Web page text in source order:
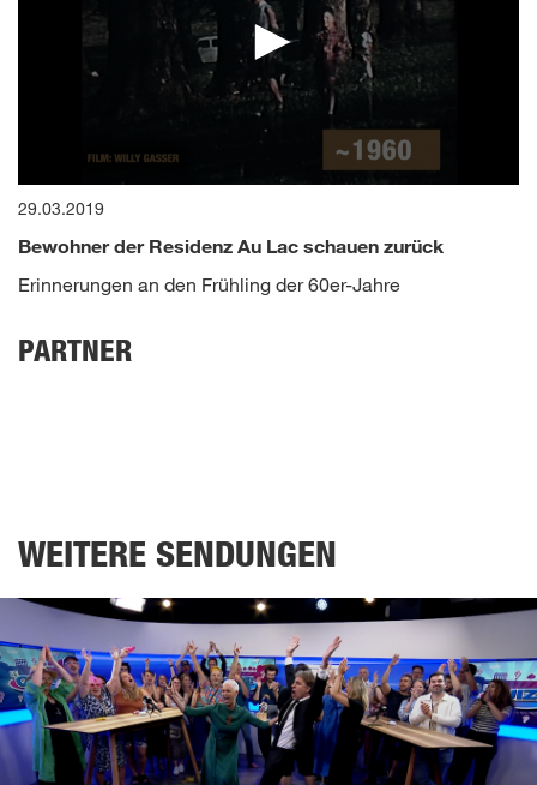
seconds
0
29.03.2019
Bewohner der Residenz Au Lac schauen zurück
Erinnerungen an den Frühling der 60er-Jahre
PARTNER
WEITERE SENDUNGEN